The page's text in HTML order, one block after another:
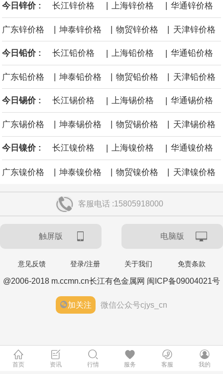
供支撑，同时投资者正等待美国非农就业数据，以寻找美国利率前
景的线索。StoneX高级分析师马特·辛普森表示，中东和平前景改善
海力士：龙仁工厂将生产高带宽内存（HBM）及其他下一代动态随
机存取存储器（DRAM）。
今日锌价 : 长江锌价格 上海锌价格 华通锌价格
广东锌价格 | 坤泰锌价格 | 物贸锌价格 | 天津锌价格
今日铅价 : 长江铅价格 | 上海铅价格 | 华通铅价格
广东铅价格 坤泰铅价格 物贸铅价格 天津铅价格
今日锡价 : 长江锡价格 | 上海锡价格 | 华通锡价格
广东锡价格 坤泰锡价格 物贸锡价格 天津锡价格
今日镍价 : 长江镍价格 | 上海镍价格 | 华通镍价格
广东镍价格 | 坤泰镍价格 | 物贸镍价格 | 天津镍价格
客服电话 :15805918000
触屏版 电脑版
意见反馈 登录/注册 关于我们 免责条款
@2006-2018 m.ccmn.cn长江有色金属网 闽ICP备09004021号
加关注 微信公众号cjys_cn
首页 资讯 行情 服务 客服 我的